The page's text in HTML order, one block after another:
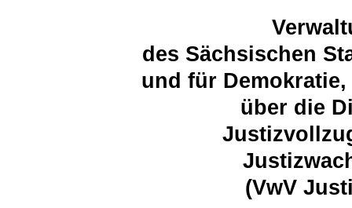
des Sächsischen
und für
über die
(VwV